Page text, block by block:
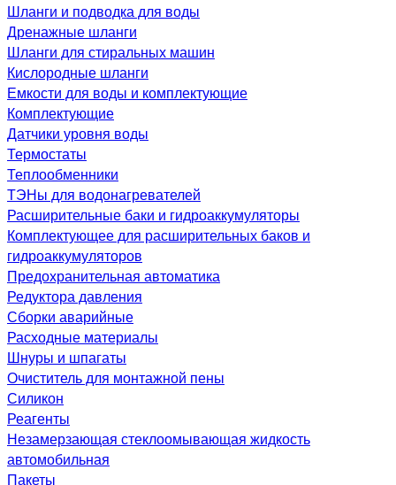
Шланги и подводка для воды
Дренажные шланги
Шланги для стиральных машин
Кислородные шланги
Емкости для воды и комплектующие
Комплектующие
Датчики уровня воды
Термостаты
Теплообменники
ТЭНы для водонагревателей
Расширительные баки и гидроаккумуляторы
Комплектующее для расширительных баков и
гидроаккумуляторов
Предохранительная автоматика
Редуктора давления
Сборки аварийные
Расходные материалы
Шнуры и шпагаты
Очиститель для монтажной пены
Силикон
Реагенты
Незамерзающая стеклоомывающая жидкость
автомобильная
Пакеты